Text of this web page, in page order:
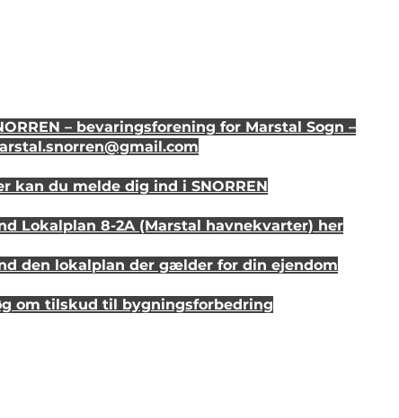
– bevaringsforening for Marstal Sogn –
@gmail.com
kan du melde dig ind i SNORREN
Lokalplan 8-2A (Marstal havnekvarter) her
den lokalplan der gælder for din ejendom
om tilskud til bygningsforbedring